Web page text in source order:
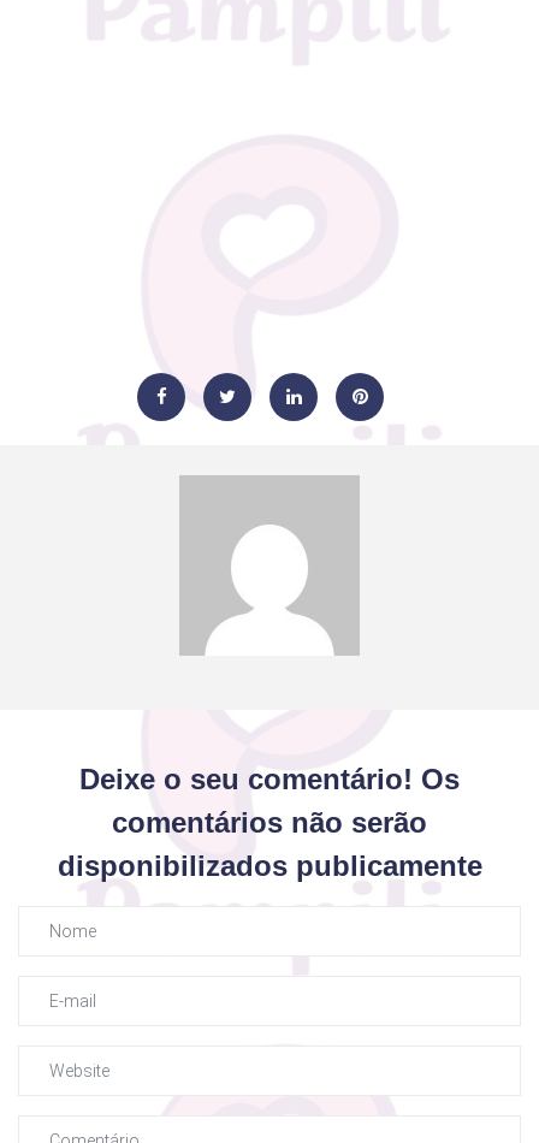
Deixe o seu comentário! Os
comentários não serão
disponibilizados publicamente